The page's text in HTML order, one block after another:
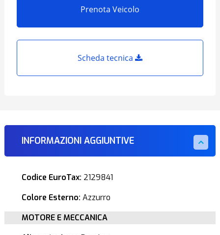
Prenota Veicolo
Scheda tecnica
INFORMAZIONI AGGIUNTIVE
Codice EuroTax: 2129841
Colore Esterno: Azzurro
MOTORE E MECCANICA